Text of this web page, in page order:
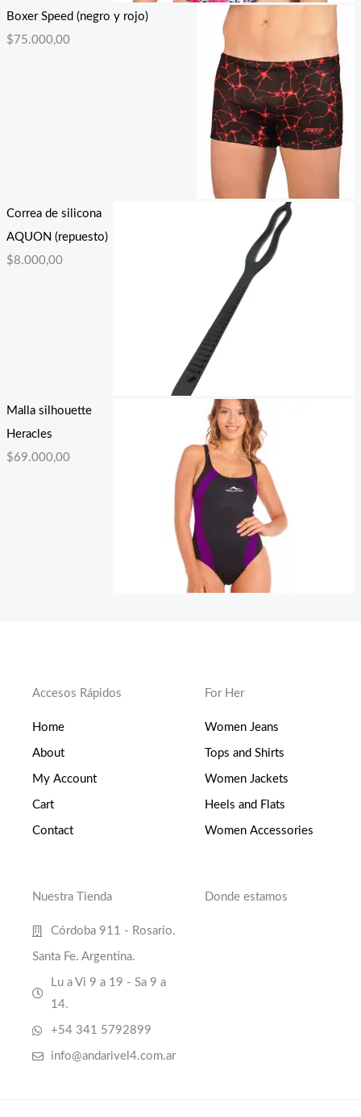
Boxer Speed (negro y rojo)
$ 75.000,00
Correa de silicona
AQUON (repuesto)
$8.000,00
Malla silhouette
Heracles
$69.000,00
Accesos Rápidos
Home
About
My Account
Cart
Contact
For Her
Women Jeans
Tops and Shirts
Women Jackets
Heels and Flats
Women Accessories
Nuestra Tienda
Córdoba 911 - Rosario.
Santa Fe. Argentina.
Lu a Vi 9 a 19 - Sa 9 a
14.
+54 341 5792899
info@andarivel4.com.ar
Donde estamos